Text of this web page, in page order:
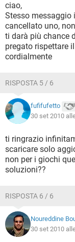
ciao,
Stesso messaggio
cancellato uno,
ti darà più chance
pregato rispettare
cordialmente
RISPOSTA 5 / 6
fufifufetto
30 set 2010
ti ringrazio
scaricare solo
non per i giochi
soluzioni??
RISPOSTA 6 / 6
Noureddine
30 set 2010